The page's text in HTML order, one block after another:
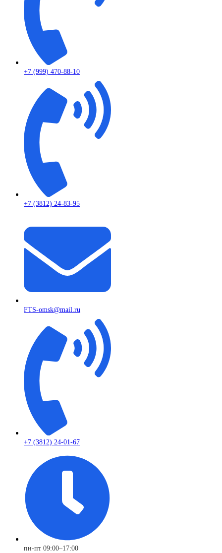
+7 (999) 470-88-10
+7 (3812) 24-83-95
FTS-omsk@mail.ru
+7 (3812) 24-01-67
пн-пт 09:00–17:00